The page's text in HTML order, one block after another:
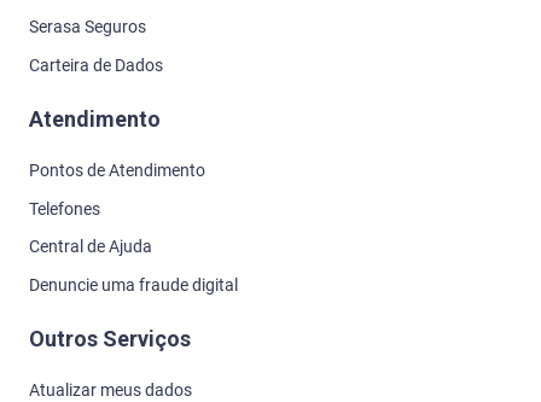
Serasa Seguros
Carteira de Dados
Atendimento
Pontos de Atendimento
Telefones
Central de Ajuda
Denuncie uma fraude digital
Outros Serviços
Atualizar meus dados